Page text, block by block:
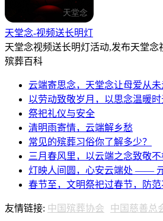
天堂念-视频送长明灯
天堂念视频送长明灯活动,发布天堂
殡葬百科
云端寄思念，天堂念让母爱从未
以劳动致敬岁月，以思念温暖时
祭祀礼仪与安全
清明雨寄情，云端解乡愁
常见的殡葬习俗你了解多少？
三月春风里，以云端之念致敬
灯映人间圆，心安云端处 ——
春节至，文明祭祀过春节，防范
友情链接: 中国殡葬协会 中国慈善总